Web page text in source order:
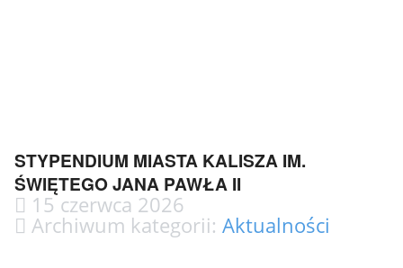
STYPENDIUM MIASTA KALISZA IM.
ŚWIĘTEGO JANA PAWŁA II
15 czerwca 2026
Archiwum kategorii: Aktualności